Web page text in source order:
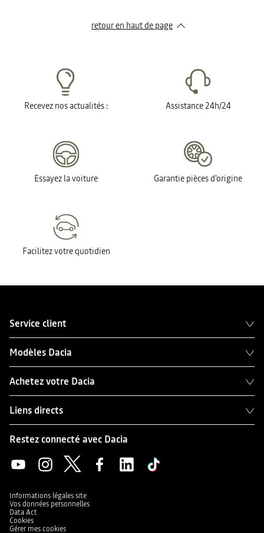
retour en haut de page​
Recevez nos actualités : Assistance 24h/24
Essayez la voiture Garantie pièces d'origine
Facilitez votre quotidien
Service client
Modèles Dacia
Achetez votre Dacia
Liens directs
Restez connecté avec Dacia
Informations légales site
Vos données personnelles
Data Act
Cookies
Gérer mes cookies